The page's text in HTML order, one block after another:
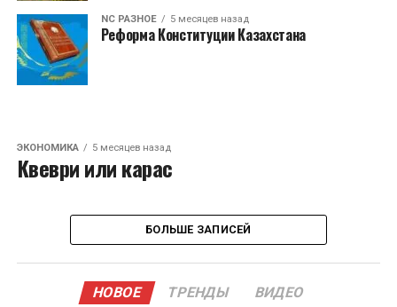
NC РАЗНОЕ 5 месяцев назад
Реформа Конституции Казахстана
ЭКОНОМИКА 5 месяцев назад
Квеври или карас
БОЛЬШЕ ЗАПИСЕЙ
НОВОЕ ТРЕНДЫ ВИДЕО